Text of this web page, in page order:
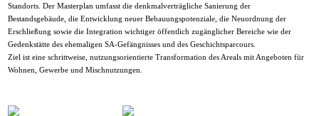
Standorts. Der Masterplan umfasst die denkmalverträgliche Sanierung der
Bestandsgebäude, die Entwicklung neuer Bebauungspotenziale, die Neuordnung der
Erschließung sowie die Integration wichtiger öffentlich zugänglicher Bereiche wie der
Gedenkstätte des ehemaligen SA-Gefängnisses und des Geschichtsparcours.
Ziel ist eine schrittweise, nutzungsorientierte Transformation des Areals mit Angeboten für
Wohnen, Gewerbe und Mischnutzungen.